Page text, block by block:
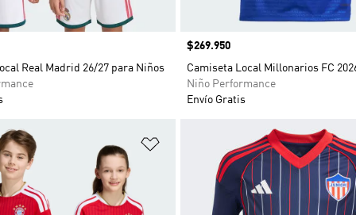
Real Madrid 26/27 para Niños
Precio
$269.950
Camiseta Local Millonarios FC
Niño Performance
Envío Gratis
de deseos Añadir a la lista de deseos